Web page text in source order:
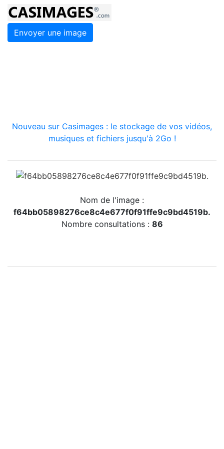
Envoyer une image
Nouveau sur Casimages : le stockage de vos vidéos,
musiques et fichiers jusqu'à 2Go !
Nom de l'image :
f64bb05898276ce8c4e677f0f91ffe9c9bd4519b.
Nombre consultations : 86